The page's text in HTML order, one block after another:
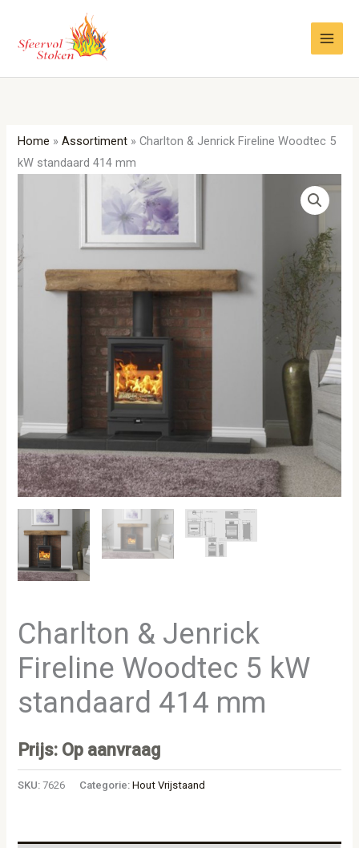
inhoud
Home »Assortiment »Charlton & Jenrick Fireline Woodtec 5
kW standaard 414 mm
Charlton & Jenrick
Fireline Woodtec 5 kW
standaard 414 mm
Prijs: Op aanvraag
SKU:7626 Categorie:Hout Vrijstaand